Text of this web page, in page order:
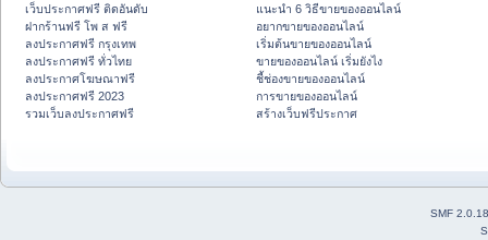
เว็บประกาศฟรี ติดอันดับ
ฝากร้านฟรี โพ ส ฟรี
ลงประกาศฟรี กรุงเทพ
ลงประกาศฟรี ทั่วไทย
ลงประกาศโฆษณาฟรี
ลงประกาศฟรี 2023
รวมเว็บลงประกาศฟรี
แนะนำ 6 วิธีขายของออนไลน์
อยากขายของออนไลน์
เริ่มต้นขายของออนไลน์
ขายของออนไลน์ เริ่มยังไง
ชี้ช่องขายของออนไลน์
การขายของออนไลน์
สร้างเว็บฟรีประกาศ
SMF 2.0.18